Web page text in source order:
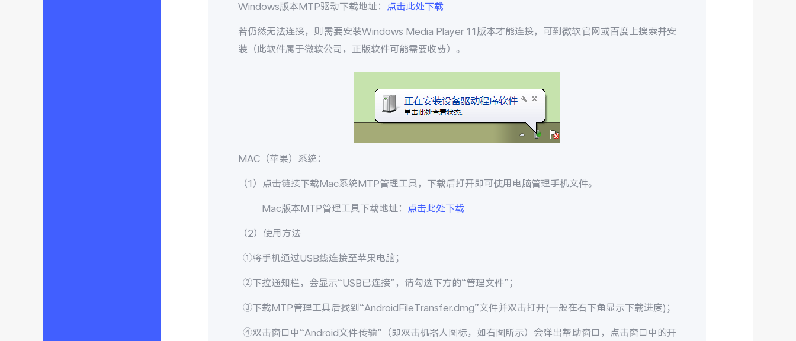
Windows版本MTP驱动下载地址： 点击此处下载
若仍然无法连接，则需要安装Windows Media Player 11版本才能连接，可到微软官网或百度上搜索并安
装（此软件属于微软公司，正版软件可能需要收费）。
MAC（苹果）系统：
（1）点击链接下载Mac系统MTP管理工具，下载后打开即可使用电脑管理手机文件。
Mac版本MTP管理工具下载地址： 点击此处下载
（2）使用方法
①将手机通过USB线连接至苹果电脑；
②下拉通知栏，会显示“USB已连接”，请勾选下方的“管理文件”；
③下载MTP管理工具后找到“AndroidFileTransfer.dmg”文件并双击打开(一般在右下角显示下载进度)；
④双击窗口中“Android文件传输”（即双击机器人图标，如右图所示）会弹出帮助窗口，点击窗口中的开